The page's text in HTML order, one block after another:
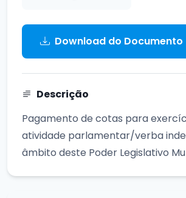
Download do Documento
Descrição
Pagamento de cotas para
atividade parlamentar/verba
âmbito deste Poder Legislativo